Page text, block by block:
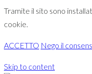
Tramite il sito sono
cookie.
ACCETTO Nego il
Skip to content